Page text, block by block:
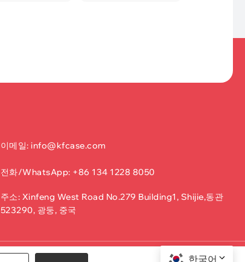
이메일: info@kfcase.com
전화/WhatsApp: +86 134 1228 8050
주소: Xinfeng West Road No.279 Building1, Shijie,동관
523290, 광둥, 중국
한국어